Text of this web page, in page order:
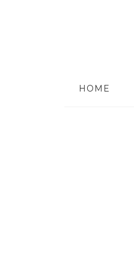
HOME